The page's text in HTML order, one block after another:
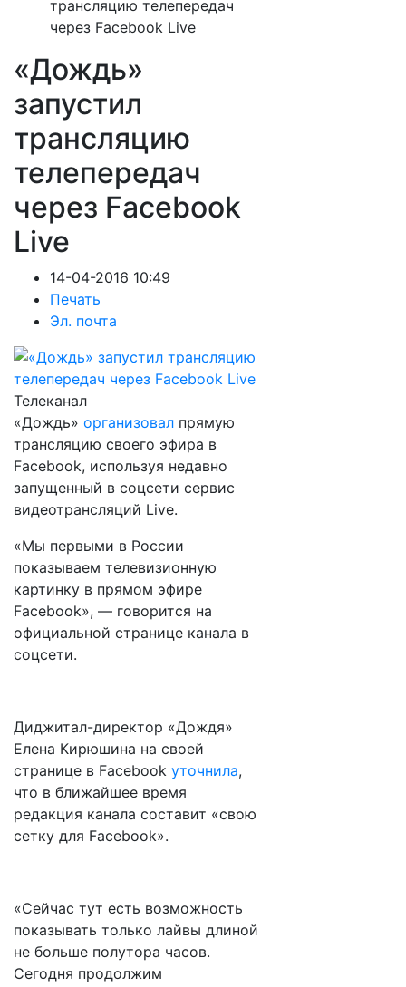
трансляцию телепередач
через Facebook Live
«Дождь»
запустил
трансляцию
телепередач
через Facebook
Live
14-04-2016 10:49
Печать
Эл. почта
Телеканал
«Дождь» организовал прямую
трансляцию своего эфира в
Facebook, используя недавно
запущенный в соцсети сервис
видеотрансляций Live.
«Мы первыми в России
показываем телевизионную
картинку в прямом эфире
Facebook», — говорится на
официальной странице канала в
соцсети.
Диджитал-директор «Дождя»
Елена Кирюшина на своей
странице в Facebook уточнила,
что в ближайшее время
редакция канала составит «свою
сетку для Facebook».
«Сейчас тут есть возможность
показывать только лайвы длиной
не больше полутора часов.
Сегодня продолжим